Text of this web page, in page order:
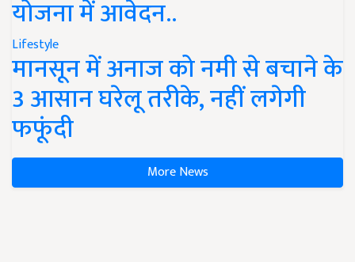
योजना में आवेदन..
Lifestyle
मानसून में अनाज को नमी से बचाने के
3 आसान घरेलू तरीके, नहीं लगेगी
फफूंदी
More News